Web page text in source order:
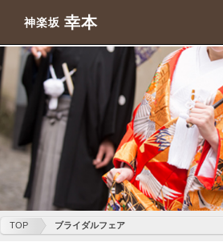
神楽坂 幸本
TOP ブライダルフェア